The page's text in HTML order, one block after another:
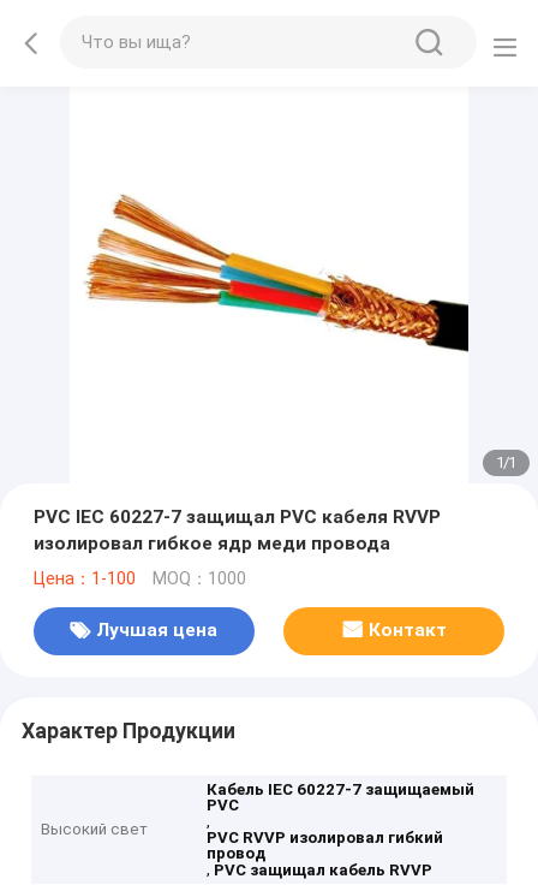
1/1
PVC IEC 60227-7 защищал PVC кабеля RVVP
изолировал гибкое ядр меди провода
Цена：1-100 MOQ：1000
Лучшая цена Контакт
Характер Продукции
Высокий свет
Кабель IEC 60227-7 защищаемый
PVC
,
PVC RVVP изолировал гибкий
провод
, PVC защищал кабель RVVP